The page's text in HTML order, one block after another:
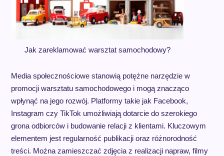
Jak zareklamować warsztat samochodowy?
Media społecznościowe stanowią potężne narzędzie w
promocji warsztatu samochodowego i mogą znacząco
wpłynąć na jego rozwój. Platformy takie jak Facebook,
Instagram czy TikTok umożliwiają dotarcie do szerokiego
grona odbiorców i budowanie relacji z klientami. Kluczowym
elementem jest regularność publikacji oraz różnorodność
treści. Można zamieszczać zdjęcia z realizacji napraw, filmy